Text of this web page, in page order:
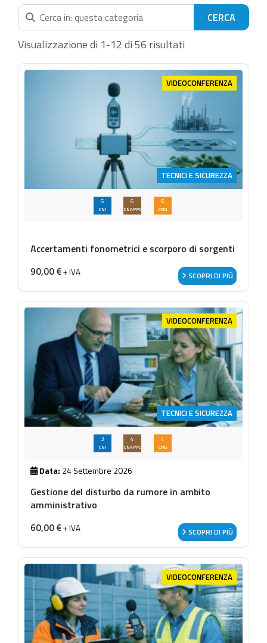
Cerca nella categoria...
Visualizzazione di 1-12 di 56 risultati
VIDEOCONFERENZA
TECNICI E SICUREZZA
6
CNI
6
CNAPPC
6
CNG
Accertamenti fonometrici e scorporo di sorgenti
90,00€+ IVA SCOPRI DI PIÙ
VIDEOCONFERENZA
TECNICI E SICUREZZA
3
CNI
4
CNAPPC
4
CNG
Data: 24 Settembre 2026
Gestione del disturbo da rumore in ambito
amministrativo
60,00€+ IVA SCOPRI DI PIÙ
VIDEOCONFERENZA